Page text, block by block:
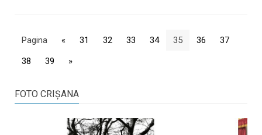
Pagina « 31 32 33 34 35 36
37
38
39 »
FOTO CRIŞANA